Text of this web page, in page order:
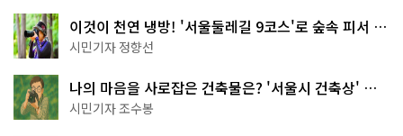
이것이 천연 냉방! '서울둘레길 9코스'로 숲속 피서 떠
나볼까
시민기자 정향선
나의 마음을 사로잡은 건축물은? '서울시 건축상' 수
상작 공개!
시민기자 조수봉